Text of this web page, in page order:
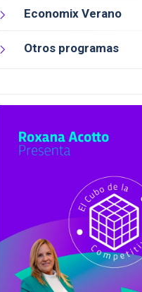
Economix Verano
Otros programas